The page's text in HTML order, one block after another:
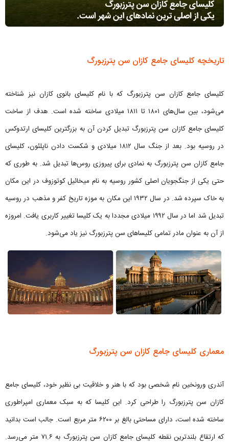
تاریخچه کلیسای جامع کازان سن پترزبورگ
کلیسای جامع کازان سن پترزبورگ که با نام کلیسای بانوی کازان نیز شناخته
می‌شود، بین سال‌های ۱۸۰۱ تا ۱۸۱۱ میلادی ساخته شده است. هدف از ساخت
کلیسای جامع کازان سن پترزبورگ تبدیل کردن آن به بزرگترین کلیسای ارتدوکس
در روسیه بود. بعد از جنگ سال ۱۸۱۲ میلادی و شکست دادن ناپلئون، کلیسای
جامع کازان سن پترزبورگ به نمادی برای پیروزی روس‌ها تبدیل شد. به طوری که
حتی یکی از جنگجویان اصلی کشور روسیه به نام میخائیل کوتوزوف در این مکان
به خاک سپرده شد. در سال ۱۹۳۲ این مکان به موزه تاریخ کفر و مذهب در روسیه
تبدیل شد اما در سال ۱۹۹۲ میلادی مجددا به یک کلیسا تغییر کاربری یافت. امروزه
از آن به عنوان مادر تمامی کلیساهای سن پترزبورگ نیز یاد می‌شود.
معماری کلیسای جامع کازان سن پترزبورگ
آندری ورونخین نام شخصی بود که با هنر و خلاقیت بی نظیر خود، کلیسای جامع
کازان سن پترزبورگ را طراحی کرد. این کلیسا که به سبک معماری امپراطوری
ساخته شده است، دارای مساحتی بالغ بر ۶۲۰۰ متر مربع است. جالب است بدانید
که ارتقاع بلندترین نقطه کلیسای جامع کازان سن پترزبورگ به ۷۱.۶ متر می‌رسد.